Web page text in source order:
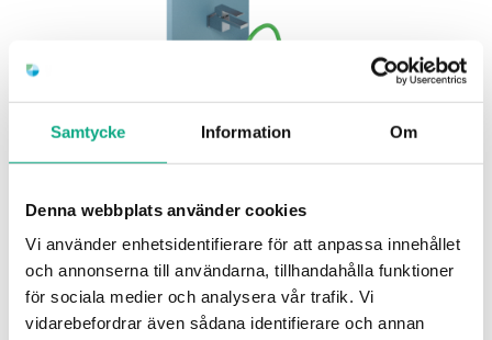
Samtycke Information Om
Denna webbplats använder cookies
Vi använder enhetsidentifierare för att anpassa innehållet
och annonserna till användarna, tillhandahålla funktioner
för sociala medier och analysera vår trafik. Vi
vidarebefordrar även sådana identifierare och annan
Avloppsspolning i Sundbyberg
Spolbil som rensar bort avlagringar och hjälper dig
få tillbaka ett jämnt flöde i avloppet.
Avloppsspolning i Sundbyberg